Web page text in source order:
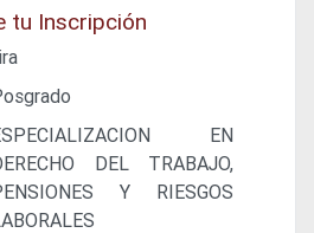
tu Inscripción
EN
DEL TRABAJO,
Y RIESGOS